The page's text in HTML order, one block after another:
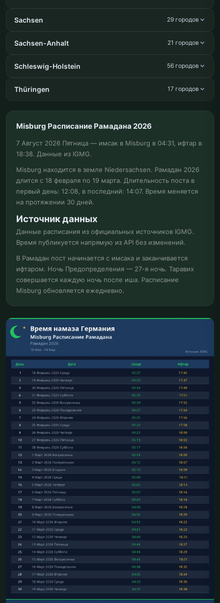
Sachsen 29 городов
Sachsen-Anhalt 21 городов
Schleswig-Holstein 56 городов
Thüringen 17 городов
Misburg Расписание Рамадана 2026
7 Август 2026 Пятница — имсак в Misburg в 04:31, ифтар в
18:38. Данные из IGMG.
Misburg находится в земле Niedersachsen. Рамадан 2026
длится с 18 февраля по 19 марта. Длительность поста в
первый день: 12:08, в последний: 14:07. Время меняется
на протяжении 30 дней.
Источник данных
Данные расписания из официальных источников IGMG.
Время публикуется напрямую из API без изменений.
В Рамадан пост начинается с имсака и заканчивается
ифтаром. Ночь Предопределения — 27-я ночь. Таравих
совершается каждую ночь после иша. Расписание
Misburg обновляется ежедневно.